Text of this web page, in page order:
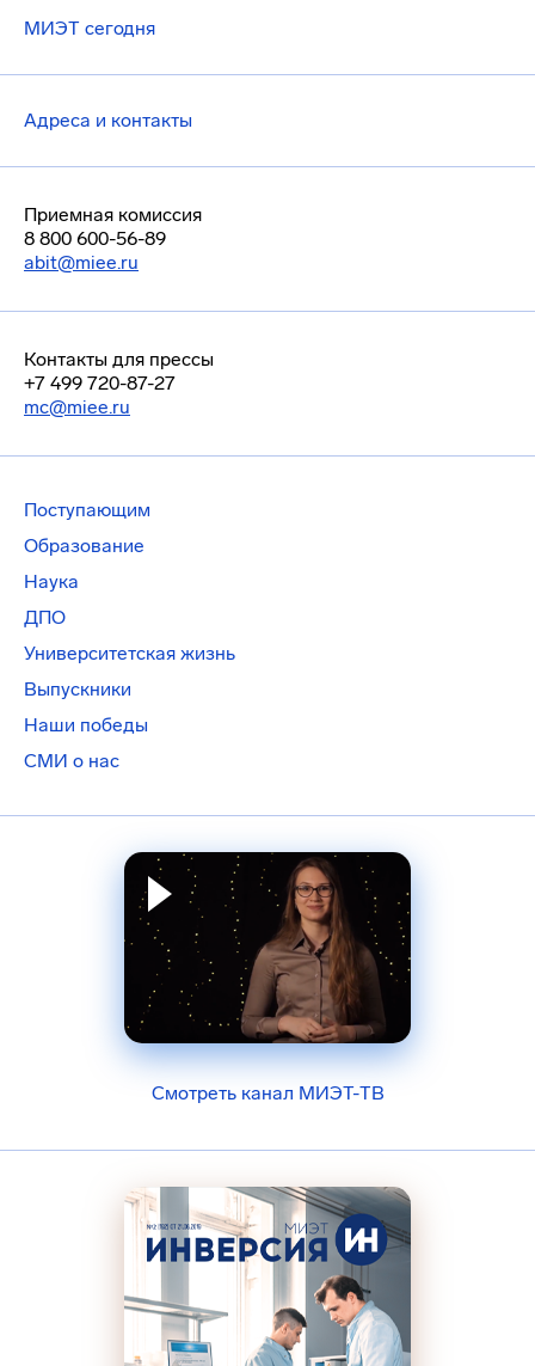
МИЭТ сегодня
Адреса и контакты
Приемная комиссия
8 800 600-56-89
abit@miee.ru
Контакты для прессы
+7 499 720-87-27
mc@miee.ru
Поступающим
Образование
Наука
ДПО
Университетская жизнь
Выпускники
Наши победы
СМИ о нас
Смотреть канал МИЭТ-ТВ